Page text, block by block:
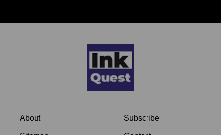
About Subscribe